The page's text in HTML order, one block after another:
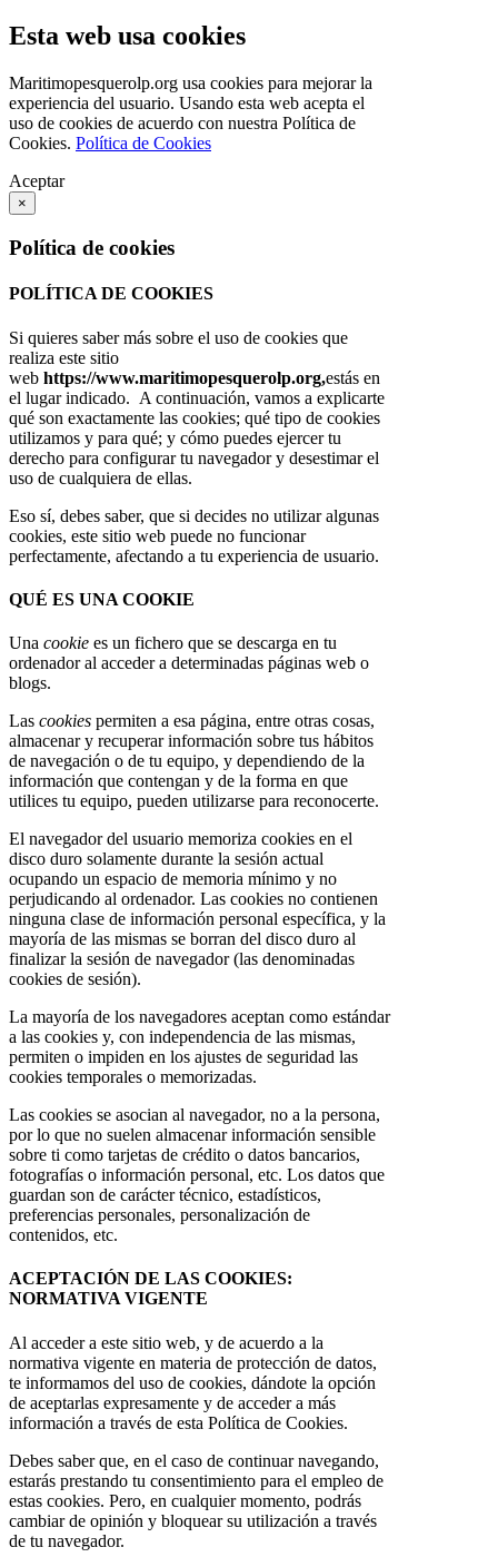
Esta web usa cookies
Maritimopesquerolp.org usa cookies para mejorar la
experiencia del usuario. Usando esta web acepta el
uso de cookies de acuerdo con nuestra Política de
Cookies. Política de Cookies
Aceptar
×
Política de cookies
POLÍTICA DE COOKIES
Si quieres saber más sobre el uso de cookies que
realiza este sitio
web https://www.maritimopesquerolp.org,estás en
el lugar indicado. A continuación, vamos a explicarte
qué son exactamente las cookies; qué tipo de cookies
utilizamos y para qué; y cómo puedes ejercer tu
derecho para configurar tu navegador y desestimar el
uso de cualquiera de ellas.
Eso sí, debes saber, que si decides no utilizar algunas
cookies, este sitio web puede no funcionar
perfectamente, afectando a tu experiencia de usuario.
QUÉ ES UNA COOKIE
Una cookie es un fichero que se descarga en tu
ordenador al acceder a determinadas páginas web o
blogs.
Las cookies permiten a esa página, entre otras cosas,
almacenar y recuperar información sobre tus hábitos
de navegación o de tu equipo, y dependiendo de la
información que contengan y de la forma en que
utilices tu equipo, pueden utilizarse para reconocerte.
El navegador del usuario memoriza cookies en el
disco duro solamente durante la sesión actual
ocupando un espacio de memoria mínimo y no
perjudicando al ordenador. Las cookies no contienen
ninguna clase de información personal específica, y la
mayoría de las mismas se borran del disco duro al
finalizar la sesión de navegador (las denominadas
cookies de sesión).
La mayoría de los navegadores aceptan como estándar
a las cookies y, con independencia de las mismas,
permiten o impiden en los ajustes de seguridad las
cookies temporales o memorizadas.
Las cookies se asocian al navegador, no a la persona,
por lo que no suelen almacenar información sensible
sobre ti como tarjetas de crédito o datos bancarios,
fotografías o información personal, etc. Los datos que
guardan son de carácter técnico, estadísticos,
preferencias personales, personalización de
contenidos, etc.
ACEPTACIÓN DE LAS COOKIES:
NORMATIVA VIGENTE
Al acceder a este sitio web, y de acuerdo a la
normativa vigente en materia de protección de datos,
te informamos del uso de cookies, dándote la opción
de aceptarlas expresamente y de acceder a más
información a través de esta Política de Cookies.
Debes saber que, en el caso de continuar navegando,
estarás prestando tu consentimiento para el empleo de
estas cookies. Pero, en cualquier momento, podrás
cambiar de opinión y bloquear su utilización a través
de tu navegador.